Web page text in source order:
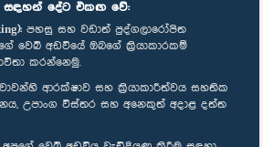
දේට එකඟ වේ:
පහසු සහ වඩාත් පුද්ගලාරෝපිත
වෙබ් අඩවියේ ඔබගේ ක්‍රියාකාරකම්
කරන්නෙමු.
ආරක්ෂාව සහ ක්‍රියාකාරීත්වය සහතික
උපාංග විස්තර සහ අනෙකුත් අදාළ දත්ත